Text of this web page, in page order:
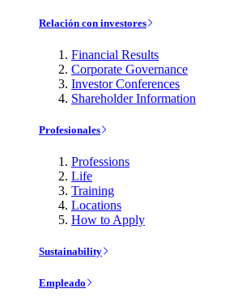
Relación con investores
Financial Results
Corporate Governance
Investor Conferences
Shareholder Information
Profesionales
Professions
Life
Training
Locations
How to Apply
Sustainability
Empleado